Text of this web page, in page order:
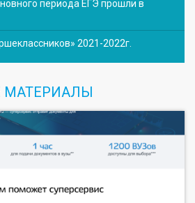
периода ЕГЭ прошли в
2021-2022г.
МАТЕРИАЛЫ